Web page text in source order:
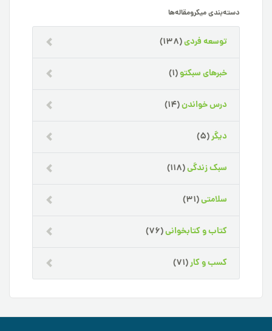
دسته‌بندی میکرومقاله‌ها
توسعه فردی(138)
خبرهای سبکتو(1)
درس خواندن(14)
دیگر(5)
سبک زندگی(118)
سلامتی(31)
کتاب و کتابخوانی(76)
کسب و کار(71)